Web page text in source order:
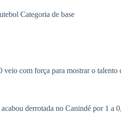
Categoria de base
com força para mostrar o talento
derrotada no Canindé por 1 a